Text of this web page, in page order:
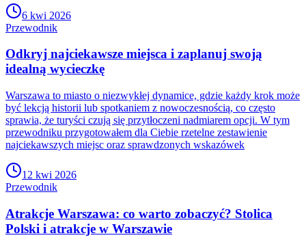
6 kwi 2026
Przewodnik
Odkryj najciekawsze miejsca i zaplanuj swoją
idealną wycieczkę
Warszawa to miasto o niezwykłej dynamice, gdzie każdy krok może
być lekcją historii lub spotkaniem z nowoczesnością, co często
sprawia, że turyści czują się przytłoczeni nadmiarem opcji. W tym
przewodniku przygotowałem dla Ciebie rzetelne zestawienie
najciekawszych miejsc oraz sprawdzonych wskazówek
12 kwi 2026
Przewodnik
Atrakcje Warszawa: co warto zobaczyć? Stolica
Polski i atrakcje w Warszawie